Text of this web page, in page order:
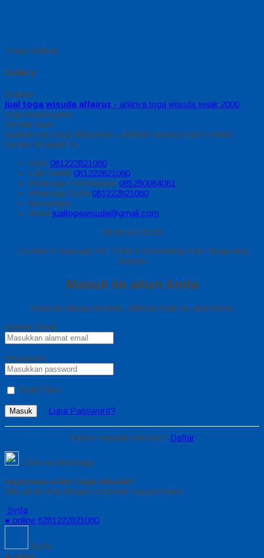
Tutup Sidebar
Gallery
Sidebar
jual toga wisuda alfairuz - ahlinya toga wisuda sejak 2000
toga wisuda juara
Kontak Kami
Apabila ada yang ditanyakan, silahkan hubungi kami melalui
kontak di bawah ini.
SMS 081222821060
Call Center 081222821060
Whatsapp Pemesanan 085280084081
Whatsapp Syifa 081222821060
Messenger
Email jualtogawisuda@gmail.com
08.00 s/d 20.00
Jl Letda D Suprapto RT 3 RW 5 Gerendeng Kota Tangerang
Banten
Masuk ke akun Anda
Selamat datang kembali, silahkan login ke akun Anda.
Alamat Email
Password
Ingat Saya
Masuk Lupa Password?
Belum menjadi member? Daftar
Chat via Whatsapp
saya mau order toga wisuda?
Klik untuk chat dengan customer support kami
Syifa
● online 6281222821060
Syifa